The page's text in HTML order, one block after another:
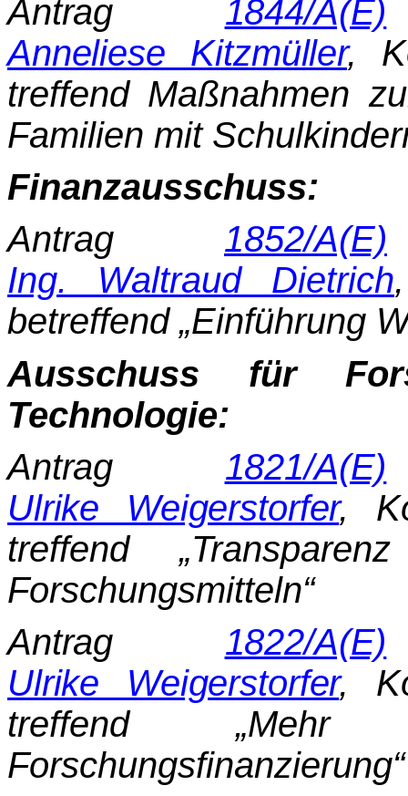
Antrag 1844/A(E)
Anneliese Kitzmüller,
treffend Maßnahmen
Familien mit
Finanzausschuss:
Antrag 1852/A(E)
Ing. Waltraud Dietrich
betreffend „Einführung
Ausschuss für
Technologie:
Antrag 1821/A(E)
Ulrike Weigerstorfer,
treffend
Forschungsmitteln“
Antrag 1822/A(E)
Ulrike Weigerstorfer,
treffend
Forschungsfinanzierung“